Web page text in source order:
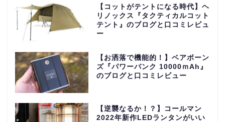
【コットがテントになる時代】ヘ
リノックス『タクティカルコット
テント』のブログと口コミレビュ
ー
【お洒落で機能的！】ベアボーン
ズ『パワーバンク 10000ｍAh』
のブログと口コミレビュー
【逆襲なるか！？】コールマン
2022年新作LEDランタンがいい